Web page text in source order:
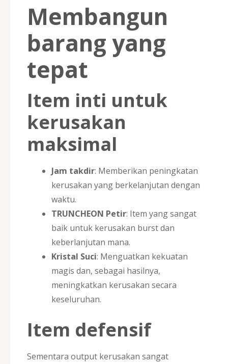
Membangun
barang yang
tepat
Item inti untuk
kerusakan
maksimal
Jam takdir: Memberikan peningkatan
kerusakan yang berkelanjutan dengan
waktu.
TRUNCHEON Petir: Item yang sangat
baik untuk kerusakan burst dan
keberlanjutan mana.
Kristal Suci: Menguatkan kekuatan
magis dan, sebagai hasilnya,
meningkatkan kerusakan secara
keseluruhan.
Item defensif
Sementara output kerusakan sangat